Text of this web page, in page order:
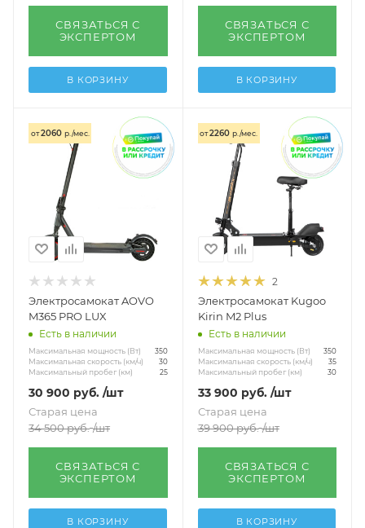
СВЯЗАТЬСЯ С
ЭКСПЕРТОМ
В КОРЗИНУ
СВЯЗАТЬСЯ С
ЭКСПЕРТОМ
В КОРЗИНУ
от2060 р./мес.
Электросамокат AOVO
M365 PRO LUX
Есть в наличии
Максимальная мощность (Вт) 350
Максимальная скорость (км/ч) 30
Максимальный пробег (км) 25
30 900 руб. /шт
Старая цена
34 500руб. /шт
СВЯЗАТЬСЯ С
ЭКСПЕРТОМ
В КОРЗИНУ
от2260 р./мес.
2
Электросамокат Kugoo
Kirin M2 Plus
Есть в наличии
Максимальная мощность (Вт) 350
Максимальная скорость (км/ч) 35
Максимальный пробег (км) 30
33 900 руб. /шт
Старая цена
39 900руб. /шт
СВЯЗАТЬСЯ С
ЭКСПЕРТОМ
В КОРЗИНУ